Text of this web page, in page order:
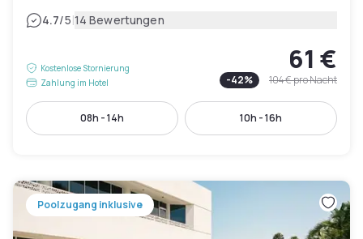
4.7/5|14 Bewertungen
Kostenlose Stornierung
Zahlung im Hotel
61 €
-42% 104 €pro Nacht
08h - 14h 10h - 16h
Poolzugang inklusive